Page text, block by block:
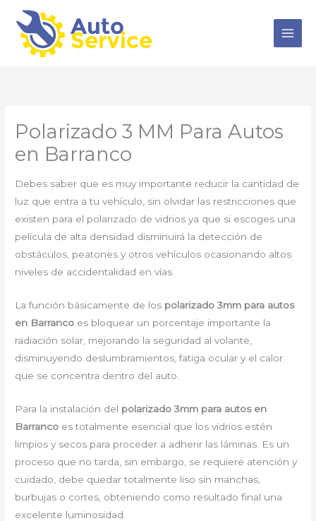
contenido
Polarizado 3 MM Para Autos
en Barranco
Debes saber que es muy importante reducir la cantidad de
luz que entra a tu vehículo, sin olvidar las restricciones que
existen para el polarizado de vidrios ya que si escoges una
película de alta densidad disminuirá la detección de
obstáculos, peatones y otros vehículos ocasionando altos
niveles de accidentalidad en vías.
La función básicamente de los polarizado 3mm para autos
en Barranco es bloquear un porcentaje importante la
radiación solar, mejorando la seguridad al volante,
disminuyendo deslumbramientos, fatiga ocular y el calor
que se concentra dentro del auto.
Para la instalación del polarizado 3mm para autos en
Barranco es totalmente esencial que los vidrios estén
limpios y secos para proceder a adherir las láminas. Es un
proceso que no tarda, sin embargo, se requiere atención y
cuidado, debe quedar totalmente liso sin manchas,
burbujas o cortes, obteniendo como resultado final una
excelente luminosidad.